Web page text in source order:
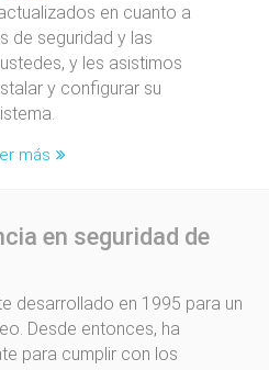
en cuanto a
de seguridad y las
y les asistimos
y configurar su
más
en seguridad de
desarrollado en 1995 para un
Desde entonces, ha
para cumplir con los